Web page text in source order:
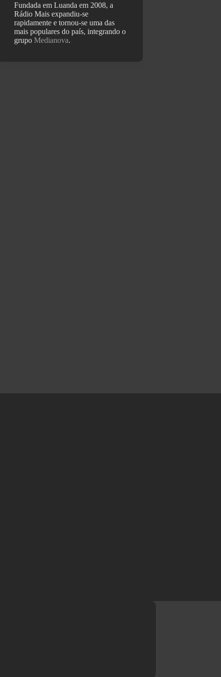
Fundada em Luanda em 2008, a
Rádio Mais expandiu-se
rapidamente e tornou-se uma das
mais populares do país, integrando o
grupoMedianova.